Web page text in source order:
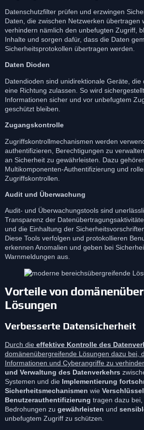
Datenschutzfilter prüfen und erzwingen
Daten, die zwischen Netzwerken übertragen
verhindern nämlich den unbefugten Zugriff,
Inhalte und sorgen dafür, dass die Daten
Sicherheitsprotokollen übertragen werden.
Daten Dioden
Datendioden sind unidirektionale Geräte, die
eine Richtung zulassen. So wird
Informationen sicher und vor unbefugtem
geschützt bleiben.
Zugangskontrolle
Zugriffskontrollmechanismen werden
authentifizieren, Berechtigungen zu
an Sicherheit zu gewährleisten. Dazu
Multikomponenten-Authentifizierung und
Zugriffskontrollen.
Audit und Überwachung
Audit- und Überwachungstools sind
Transparenz der
und die Einhaltung der
Diese Tools verfolgen und protokollieren
erkennen Anomalien und geben bei
Warnmeldungen aus.
Vorteile von
Lösungen
Verbesserte Datensicherheit
Durch die effektive Kontrolle des
domänenübergreifende Lösungen dazu bei,
Informationen und Cyberangriffe zu
und Verwaltung des Datenverkehrs
Systemen und die Implementierung
Sicherheitsmechanismen wie
Benutzerauthentifizierung tragen dazu bei,
Bedrohungen zu gewährleisten und
unbefugtem Zugriff zu schützen.